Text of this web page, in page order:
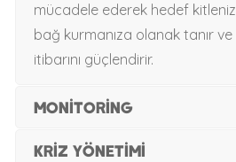
mücadele ederek hedef
bağ kurmanıza olanak tanır ve
itibarını güçlendirir.
Monitoring
Kriz Yönetimi